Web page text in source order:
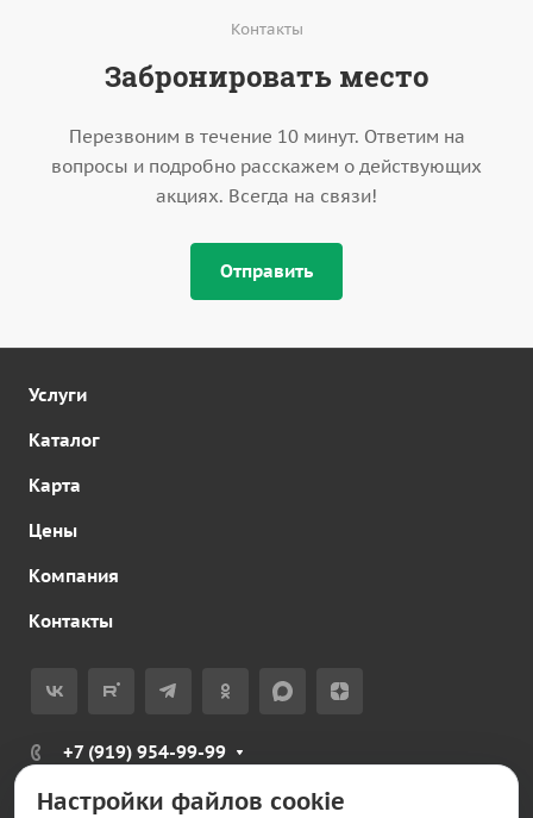
Контакты
Забронировать место
Перезвоним в течение 10 минут. Ответим на
вопросы и подробно расскажем о действующих
акциях. Всегда на связи!
Отправить
Услуги
Каталог
Карта
Цены
Компания
Контакты
+7 (919) 954-99-99
Настройки файлов cookie